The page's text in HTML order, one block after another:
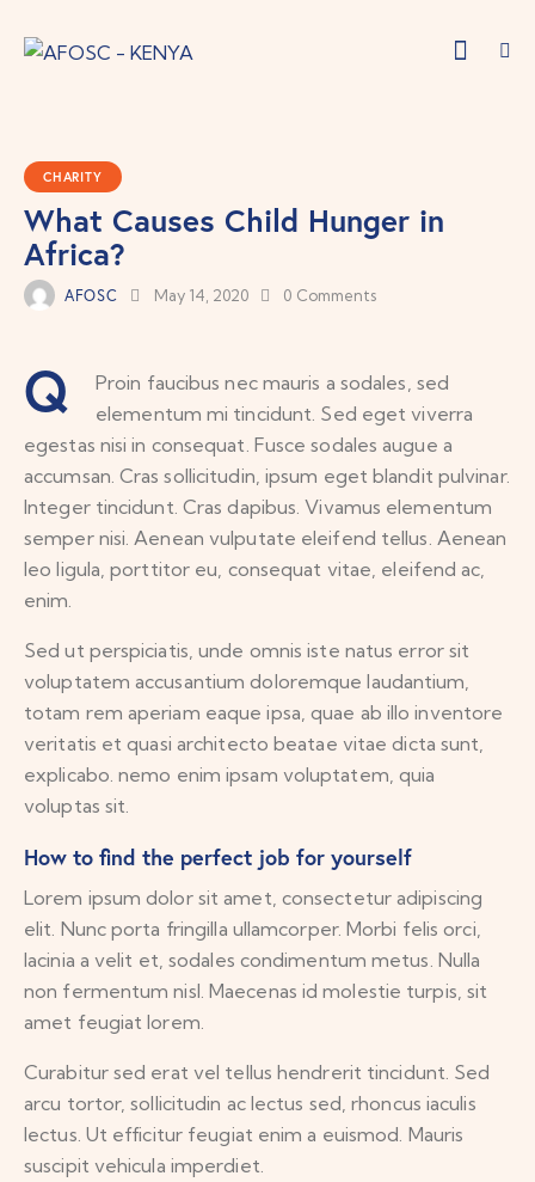
CHARITY
What Causes Child Hunger in
Africa?
AFOSC May 14, 2020 0 Comments
Q
Proin faucibus nec mauris a sodales, sed
elementum mi tincidunt. Sed eget viverra
egestas nisi in consequat. Fusce sodales augue a
accumsan. Cras sollicitudin, ipsum eget blandit pulvinar.
Integer tincidunt. Cras dapibus. Vivamus elementum
semper nisi. Aenean vulputate eleifend tellus. Aenean
leo ligula, porttitor eu, consequat vitae, eleifend ac,
enim.
Sed ut perspiciatis, unde omnis iste natus error sit
voluptatem accusantium doloremque laudantium,
totam rem aperiam eaque ipsa, quae ab illo inventore
veritatis et quasi architecto beatae vitae dicta sunt,
explicabo. nemo enim ipsam voluptatem, quia
voluptas sit.
How to find the perfect job for yourself
Lorem ipsum dolor sit amet, consectetur adipiscing
elit. Nunc porta fringilla ullamcorper. Morbi felis orci,
lacinia a velit et, sodales condimentum metus. Nulla
non fermentum nisl. Maecenas id molestie turpis, sit
amet feugiat lorem.
Curabitur sed erat vel tellus hendrerit tincidunt. Sed
arcu tortor, sollicitudin ac lectus sed, rhoncus iaculis
lectus. Ut efficitur feugiat enim a euismod. Mauris
suscipit vehicula imperdiet.